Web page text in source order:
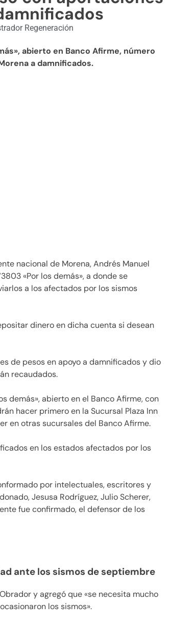
Regeneración
abierto en Banco Afirme, número
a damnificados.
nacional de Morena, Andrés Manuel
«Por los demás», a donde se
a los afectados por los sismos
dinero en dicha cuenta si desean
de pesos en apoyo a damnificados y dio
recaudados.
demás», abierto en el Banco Afirme, con
hacer primero en la Sucursal Plaza Inn
en otras sucursales del Banco Afirme.
en los estados afectados por los
por intelectuales, escritores y
Jesusa Rodríguez, Julio Scherer,
fue confirmado, el defensor de los
ante los sismos de septiembre
y agregó que «se necesita mucho
los sismos».